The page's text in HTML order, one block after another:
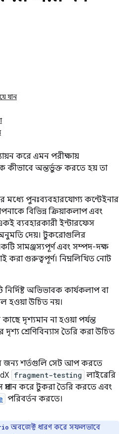
যান
করে এমন পরীক্ষায়
কীভাবে অন্তর্ভুক্ত করতে হয় তা
পুনঃব্যবহারযোগ্য কন্টেইনার
বিভিন্ন ক্রিয়াকলাপ এবং
ব্যবহারকারী ইন্টারফেস
দেয়। টুকরোগুলির
সামঞ্জস্যপূর্ণ এবং সম্পদ-দক্ষ
করা গুরুত্বপূর্ণ। নিম্নলিখিত নোট
অভিভাবক কার্যকলাপ বা
হওয়া উচিত নয়।
দৃশ্যমান না হওয়া পর্যন্ত
শ্রেণিবিন্যাস তৈরি করা উচিত
জন্য শর্তগুলি সেট আপ করতে
fragment-testing লাইব্রেরি
প্রদান করে টুকরা তৈরি করতে এবং
পরিবর্তন করতে।
অবজেক্ট ধারণ করে সফলভাবে